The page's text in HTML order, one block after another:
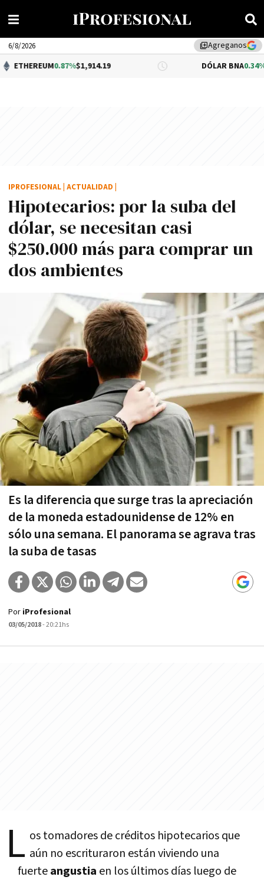
library_addAgreganos
6/8/2026
0.87%$1,914.19 DÓLAR BNA 0.34%$1,520.00
Hipotecarios: por la suba del
dólar, se necesitan casi
$250.000 más para comprar un
dos ambientes
Es la diferencia que surge tras la apreciación
de la moneda estadounidense de 12% en
sólo una semana. El panorama se agrava tras
la suba de tasas
IPROFESIONAL ACTUALIDAD
Por iProfesional
03/05/2018- 20:21hs
L os tomadores de créditos hipotecarios que
aún no escrituraron están viviendo una
fuerteangustia en los últimos dí­as luego de